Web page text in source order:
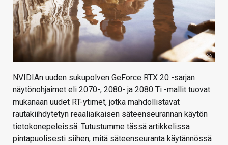
VAIHDA TEEMA
HAKU
NVIDIAn uuden sukupolven GeForce RTX 20 -sarjan
näytönohjaimet eli 2070-, 2080- ja 2080 Ti -mallit tuovat
mukanaan uudet RT-ytimet, jotka mahdollistavat
rautakiihdytetyn reaaliaikaisen säteenseurannan käytön
tietokonepeleissä. Tutustumme tässä artikkelissa
pintapuolisesti siihen, mitä säteenseuranta käytännössä